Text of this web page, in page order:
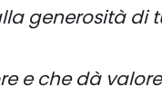
generosità di
e che dà